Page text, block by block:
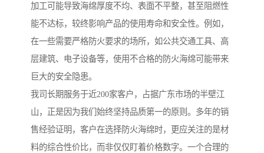
加工可能导致海绵厚度不均、表面不平整，甚至阻燃性
能不达标，较终影响产品的使用寿命和安全性。例如，
在一些需要严格防火要求的场所，如公共交通工具、高
层建筑、电子设备等，使用不合格的防火海绵可能带来
巨大的安全隐患。
我司长期服务于近200家客户，占据广东市场的半壁江
山，正是因为我们始终坚持品质第一的原则。多年的销
售经验证明，客户在选择防火海绵时，更应关注的是材
料的综合性价比，而非仅仅盯着价格数字。一个合理的